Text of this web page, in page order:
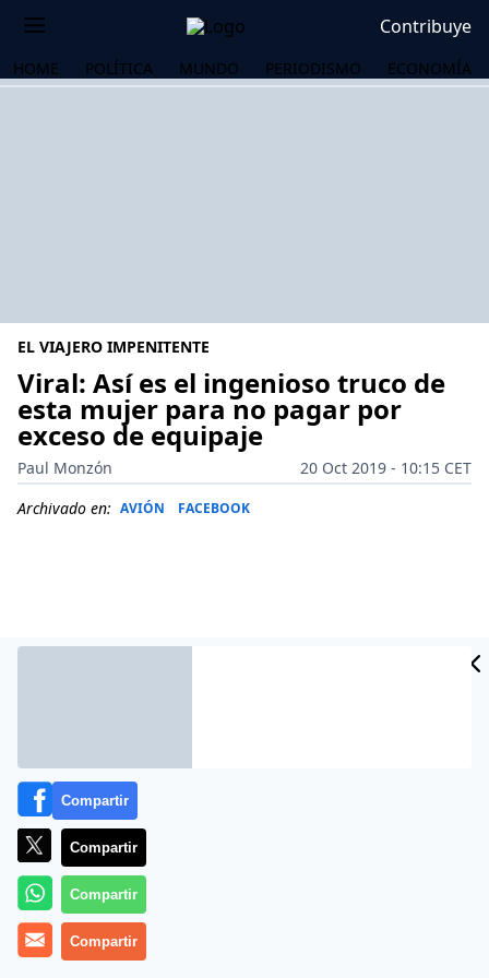
Contribuye
HOME POLÍTICA MUNDO PERIODISMO ECONOMÍA
EL VIAJERO IMPENITENTE
Viral: Así es el ingenioso truco de
esta mujer para no pagar por
exceso de equipaje
Paul Monzón
20 Oct 2019 - 10:15 CET
Archivado en: AVIÓN FACEBOOK
Más información
Compartir
Compartir
Compartir
Compartir